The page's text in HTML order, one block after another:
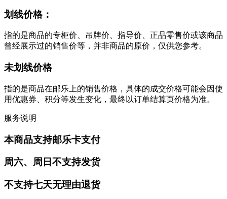
划线价格：
指的是商品的专柜价、吊牌价、指导价、正品零售价或该商品
曾经展示过的销售价等，并非商品的原价，仅供您参考。
未划线价格
指的是商品在邮乐上的销售价格，具体的成交价格可能会因使
用优惠券、积分等发生变化，最终以订单结算页价格为准。
服务说明
本商品支持邮乐卡支付
周六、周日不支持发货
不支持七天无理由退货